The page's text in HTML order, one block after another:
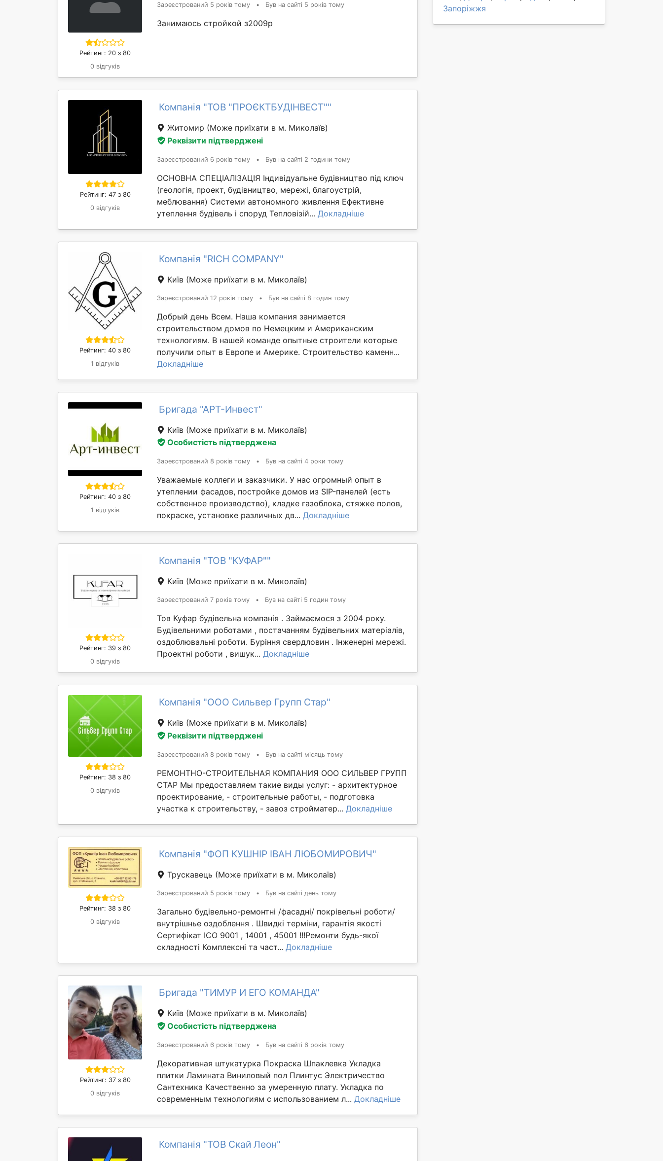
Рейтинг: 20 з 80
0 відгуків
Зареєстрований 5 років тому • Був на сайті 5 років тому
Занимаюсь стройкой з2009р
Рейтинг: 47 з 80
0 відгуків
Компанія "ТОВ "ПРОЄКТБУДІНВЕСТ""
Житомир (Може приїхати в м. Миколаїв)
Реквізити підтверджені
Зареєстрований 6 років тому • Був на сайті 2 години тому
ОСНОВНА СПЕЦІАЛІЗАЦІЯ Індивідуальне будівництво під ключ
(геологія, проект, будівництво, мережі, благоустрій,
меблювання) Системи автономного живлення Ефективне
утеплення будівель і споруд Тепловізій... Докладніше
Рейтинг: 40 з 80
1 відгуків
Компанія "RICH COMPANY"
Київ (Може приїхати в м. Миколаїв)
Зареєстрований 12 років тому • Був на сайті 8 годин тому
Добрый день Всем. Наша компания занимается
строительством домов по Немецким и Американским
технологиям. В нашей команде опытные строители которые
получили опыт в Европе и Америке. Строительство каменн...
Докладніше
Рейтинг: 40 з 80
1 відгуків
Бригада "АРТ-Инвест"
Київ (Може приїхати в м. Миколаїв)
Особистість підтверджена
Зареєстрований 8 років тому • Був на сайті 4 роки тому
Уважаемые коллеги и заказчики. У нас огромный опыт в
утеплении фасадов, постройке домов из SIP-панелей (есть
собственное производство), кладке газоблока, стяжке полов,
покраске, установке различных дв... Докладніше
Рейтинг: 39 з 80
0 відгуків
Компанія "ТОВ "КУФАР""
Київ (Може приїхати в м. Миколаїв)
Зареєстрований 7 років тому • Був на сайті 5 годин тому
Тов Куфар будівельна компанія . Займаємося з 2004 року.
Будівельними роботами , постачанням будівельних матеріалів,
оздоблювальні роботи. Буріння свердловин . Інженерні мережі.
Проектні роботи , вишук... Докладніше
Рейтинг: 38 з 80
0 відгуків
Компанія "ООО Сильвер Групп Стар"
Київ (Може приїхати в м. Миколаїв)
Реквізити підтверджені
Зареєстрований 8 років тому • Був на сайті місяць тому
РЕМОНТНО-СТРОИТЕЛЬНАЯ КОМПАНИЯ ООО СИЛЬВЕР ГРУПП
СТАР Мы предоставляем такие виды услуг: - архитектурное
проектирование, - строительные работы, - подготовка
участка к строительству, - завоз стройматер... Докладніше
Рейтинг: 38 з 80
0 відгуків
Компанія "ФОП КУШНІР ІВАН ЛЮБОМИРОВИЧ"
Трускавець (Може приїхати в м. Миколаїв)
Зареєстрований 5 років тому • Був на сайті день тому
Загально будівельно-ремонтні /фасадні/ покрівельні роботи/
внутрішнье оздоблення . Швидкі терміни, гарантія якості
Сертифікат ICO 9001 , 14001 , 45001 !!!Ремонти будь-якої
складності Комплексні та част... Докладніше
Рейтинг: 37 з 80
0 відгуків
Бригада "ТИМУР И ЕГО КОМАНДА"
Київ (Може приїхати в м. Миколаїв)
Особистість підтверджена
Зареєстрований 6 років тому • Був на сайті 6 років тому
Декоративная штукатурка Покраска Шпаклевка Укладка
плитки Ламината Виниловый пол Плинтус Электричество
Сантехника Качественно за умеренную плату. Укладка по
современным технологиям с использованием л... Докладніше
Компанія "ТОВ Скай Леон"
Запоріжжя